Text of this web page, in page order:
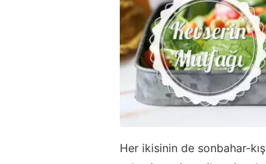
Her ikisinin de sonbahar-